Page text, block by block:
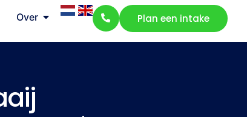
Over Plan een intake